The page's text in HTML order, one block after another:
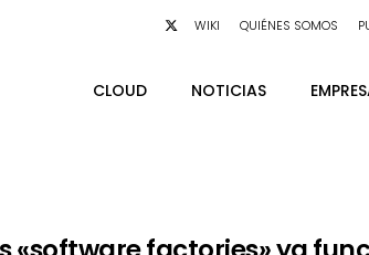
WIKI QUIÉNES SOMOS
CLOUD NOTICIAS